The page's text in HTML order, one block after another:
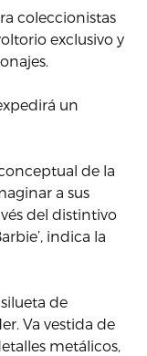
coleccionistas
exclusivo y
un
de la
a sus
del distintivo
indica la
de
Va vestida de
metálicos,